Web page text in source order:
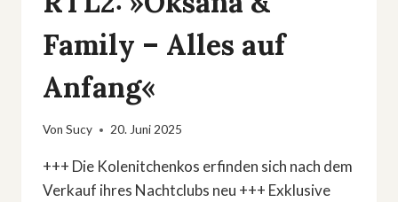
Family – Alles auf
Anfang«
Von Sucy 20. Juni 2025
+++ Die Kolenitchenkos erfinden sich nach dem
Verkauf ihres Nachtclubs neu +++ Exklusive